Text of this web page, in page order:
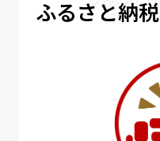
ふるさと納税